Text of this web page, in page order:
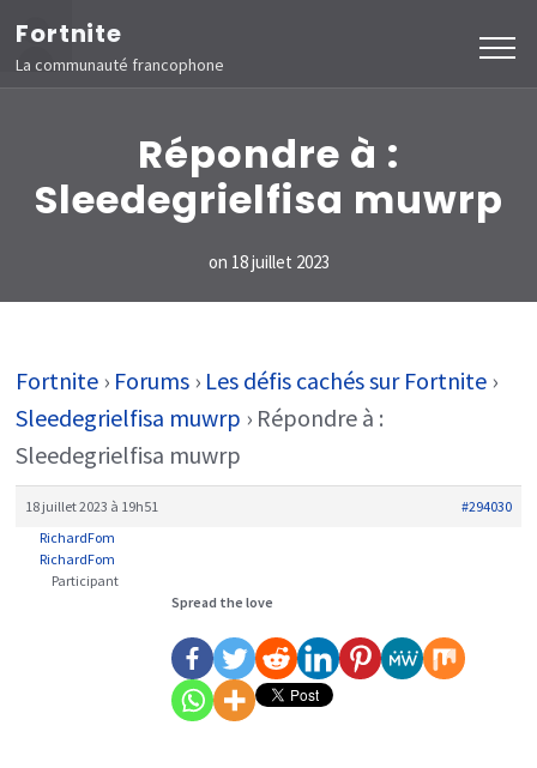
Aller
au
contenu
Fortnite
La communauté francophone
Répondre à :
Sleedegrielfisa muwrp
on 18 juillet 2023
Fortnite › Forums › Les défis cachés sur Fortnite ›
Sleedegrielfisa muwrp › Répondre à :
Sleedegrielfisa muwrp
18 juillet 2023 à 19h51
#294030
RichardFom
RichardFom
Participant
Spread the love